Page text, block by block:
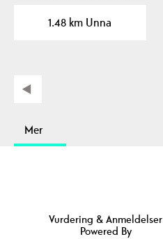
1.48 km Unna
Mer
Vurdering & Anmeldelser
Powered By